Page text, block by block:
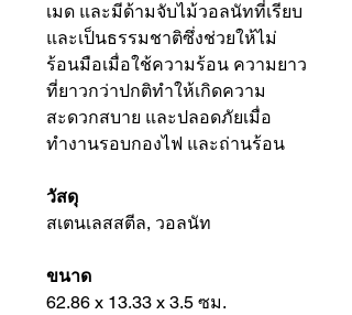
เมด และมีด้ามจับไม้วอลนัทที่เรียบ
และเป็นธรรมชาติซึ่งช่วยให้ไม่
ร้อนมือเมื่อใช้ความร้อน ความยาว
ที่ยาวกว่าปกติทำให้เกิดความ
สะดวกสบาย และปลอดภัยเมื่อ
ทำงานรอบกองไฟ และถ่านร้อน
วัสดุ
สเตนเลสสตีล, วอลนัท
ขนาด
62.86 x 13.33 x 3.5 ซม.